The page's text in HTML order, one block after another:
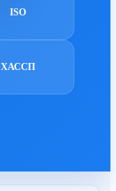
ISO
ХАССП